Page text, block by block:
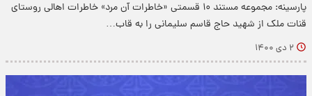
پارسینه: مجموعه مستند ۱۰ قسمتی «خاطرات آن مرد» خاطرات اهالی روستای
قنات ملک از شهید حاج قاسم سلیمانی را به قاب…
۲ دی ۱۴۰۰